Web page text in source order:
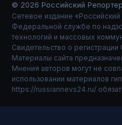
© 2026 Российский Репортер
Сетевое издание
Федеральной службе по
технологий и массовых
Свидетельство о
Материалы сайта
Мнения авторов могут не
использовании материалов
https://russiannevs24.ru/